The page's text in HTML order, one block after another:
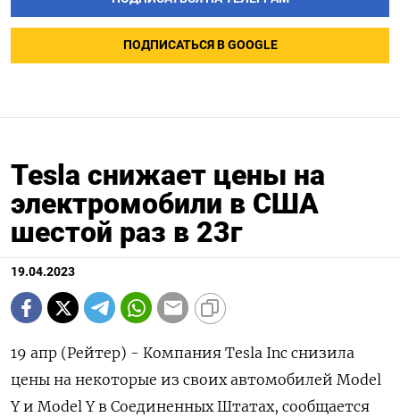
ПОДПИСАТЬСЯ В GOOGLE
Tesla снижает цены на
электромобили в США
шестой раз в 23г
19.04.2023
19 апр (Рейтер) - Компания Tesla Inc снизила
цены на некоторые из своих автомобилей Model
Y и Model Y в Соединенных Штатах, сообщается